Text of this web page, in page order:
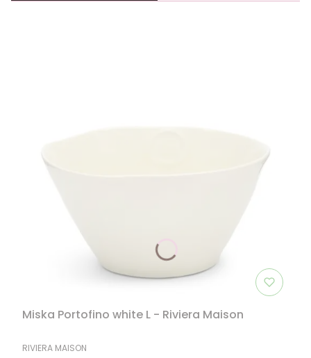
Miska Portofino white L - Riviera Maison
PRODUCENT
RIVIERA MAISON